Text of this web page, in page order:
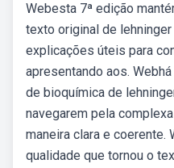
Webesta 7ª edição
texto original de
explicações úteis para
apresentando aos.
de bioquímica de
navegarem pela
maneira clara e coerente.
qualidade que tornou o